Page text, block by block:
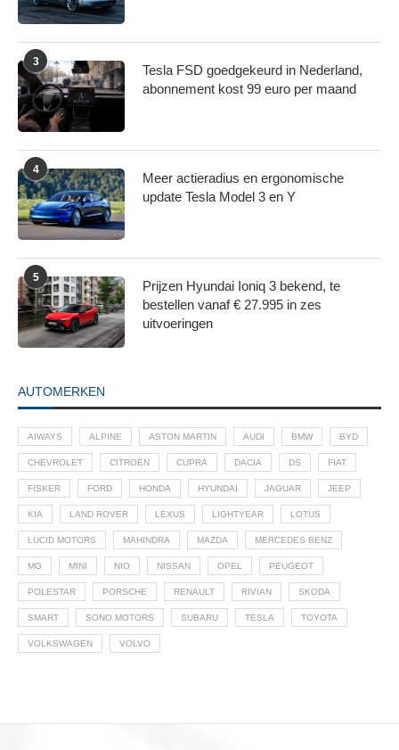
3
Tesla FSD goedgekeurd in Nederland,
abonnement kost 99 euro per maand
4
Meer actieradius en ergonomische
update Tesla Model 3 en Y
5
Prijzen Hyundai Ioniq 3 bekend, te
bestellen vanaf € 27.995 in zes
uitvoeringen
AUTOMERKEN
AIWAYS ALPINE ASTON MARTIN AUDI BMW BYD
CHEVROLET CITROËN CUPRA DACIA DS FIAT
FISKER FORD HONDA HYUNDAI JAGUAR JEEP
KIA LAND ROVER LEXUS LIGHTYEAR LOTUS
LUCID MOTORS MAHINDRA MAZDA MERCEDES BENZ
MG MINI NIO NISSAN OPEL PEUGEOT
POLESTAR PORSCHE RENAULT RIVIAN SKODA
SMART SONO MOTORS SUBARU TESLA TOYOTA
VOLKSWAGEN VOLVO